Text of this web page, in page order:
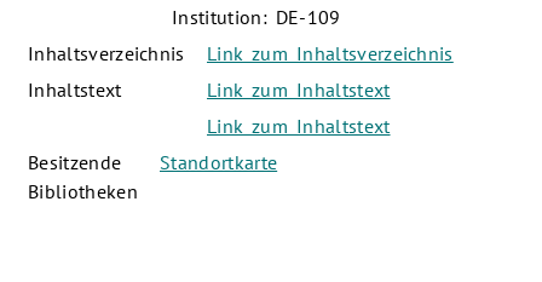
Institution: DE-109
Inhaltsverzeichnis
Link zum Inhaltsverzeichnis
Inhaltstext
Link zum Inhaltstext
Link zum Inhaltstext
Besitzende
Bibliotheken
Standortkarte